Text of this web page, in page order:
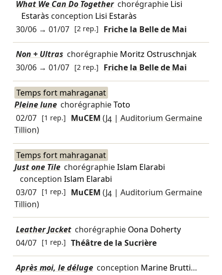
What We Can Do Together chorégraphie Lisi
Estaràs conception Lisi Estaràs
30/06→ 01/07 [2 rep.] Friche la Belle de Mai
Non + Ultras chorégraphie Moritz Ostruschnjak
30/06→ 01/07 [2 rep.] Friche la Belle de Mai
Temps fort mahraganat
Pleine lune chorégraphieToto
02/07 [1 rep.] MuCEM(J4 | Auditorium Germaine
Tillion)
Temps fort mahraganat
Just one Tile chorégraphieIslam Elarabi
conception Islam Elarabi
03/07 [1 rep.] MuCEM(J4 | Auditorium Germaine
Tillion)
Leather Jacket chorégraphie Oona Doherty
04/07 [1 rep.] Théâtre de la Sucrière
Après moi, le déluge conception Marine Brutti…